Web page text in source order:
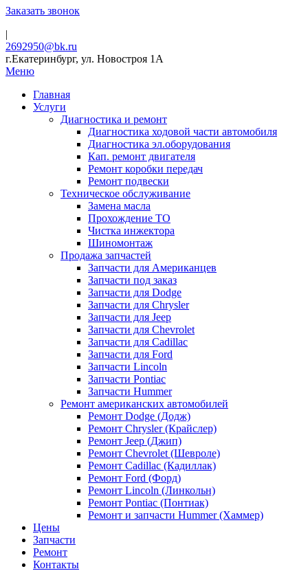
Заказать звонок
|
2692950@bk.ru
г.Екатеринбург, ул. Новостроя 1А
Меню
Главная
Услуги
Диагностика и ремонт
Диагностика ходовой части автомобиля
Диагностика эл.оборудования
Кап. ремонт двигателя
Ремонт коробки передач
Ремонт подвески
Техническое обслуживание
Замена масла
Прохождение ТО
Чистка инжектора
Шиномонтаж
Продажа запчастей
Запчасти для Американцев
Запчасти под заказ
Запчасти для Dodge
Запчасти для Chrysler
Запчасти для Jeep
Запчасти для Chevrolet
Запчасти для Cadillac
Запчасти для Ford
Запчасти Lincoln
Запчасти Pontiac
Запчасти Hummer
Ремонт американских автомобилей
Ремонт Dodge (Додж)
Ремонт Chrysler (Крайслер)
Ремонт Jeep (Джип)
Ремонт Chevrolet (Шевроле)
Ремонт Cadillac (Кадиллак)
Ремонт Ford (Форд)
Ремонт Lincoln (Линкольн)
Ремонт Pontiac (Понтиак)
Ремонт и запчасти Hummer (Хаммер)
Цены
Запчасти
Ремонт
Контакты